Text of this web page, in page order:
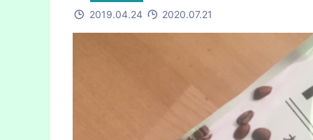
2019.04.24 2020.07.21